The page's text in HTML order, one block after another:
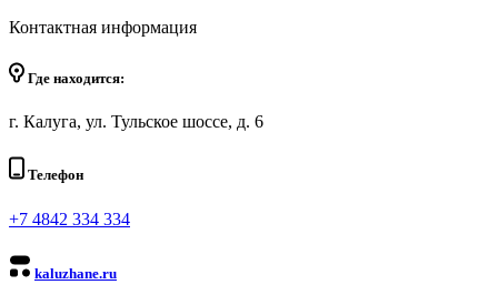
Контактная информация
Где находится:
⁠г. Калуга, ул. Тульское шоссе, д. 6
Телефон
+7 4842 334 334
kaluzhane.ru